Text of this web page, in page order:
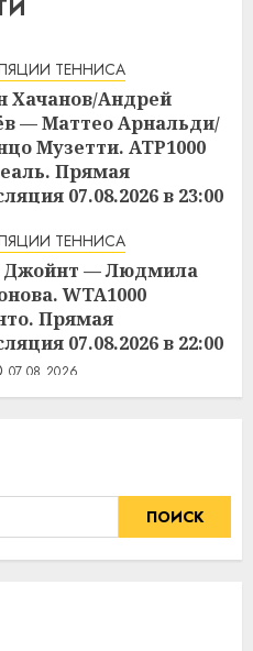
ТЕННИСА
Хачанов/Андрей
— Маттео Арнальди/
Музетти. ATP1000
Прямая
07.08.2026 в 23:00
ТЕННИСА
Джойнт — Людмила
WTA1000
Прямая
07.08.2026 в 22:00
07.08.2026